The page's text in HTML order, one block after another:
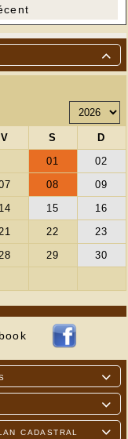




cadastral